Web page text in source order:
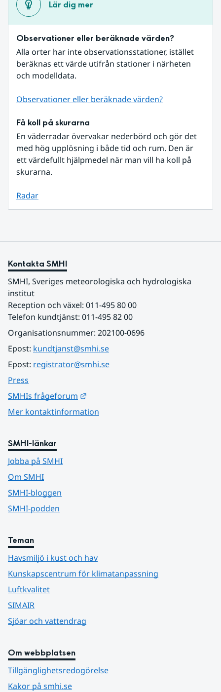
Lär dig mer
Observationer eller beräknade värden?
Alla orter har inte observationsstationer, istället
beräknas ett värde utifrån stationer i närheten
och modelldata.
Observationer eller beräknade värden?
Få koll på skurarna
En väderradar övervakar nederbörd och gör det
med hög upplösning i både tid och rum. Den är
ett värdefullt hjälpmedel när man vill ha koll på
skurarna.
Radar
Kontakta SMHI
SMHI, Sveriges meteorologiska och hydrologiska
institut
Reception och växel: 011-495 80 00
Telefon kundtjänst: 011-495 82 00
Organisationsnummer: 202100-0696
Epost: kundtjanst@smhi.se
Epost: registrator@smhi.se
Press
SMHIs frågeforum
Mer kontaktinformation
SMHI-länkar
Jobba på SMHI
Om SMHI
SMHI-bloggen
SMHI-podden
Teman
Havsmiljö i kust och hav
Kunskapscentrum för klimatanpassning
Luftkvalitet
SIMAIR
Sjöar och vattendrag
Om webbplatsen
Tillgänglighetsredogörelse
Kakor på smhi.se